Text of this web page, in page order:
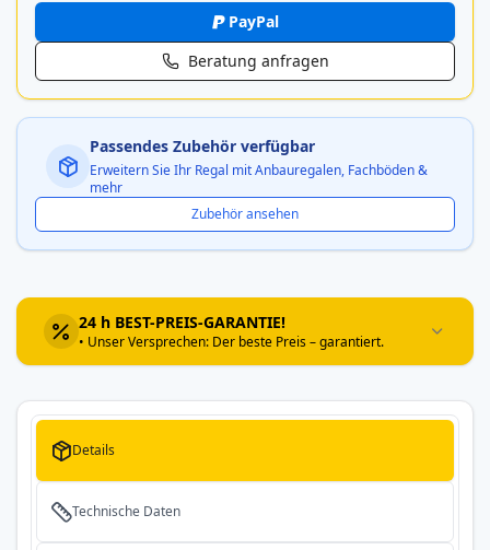
PayPal
Beratung anfragen
Passendes Zubehör verfügbar
Erweitern Sie Ihr Regal mit Anbauregalen, Fachböden &
mehr
Zubehör ansehen
24 h BEST-PREIS-GARANTIE!
• Unser Versprechen: Der beste Preis – garantiert.
Details
Technische Daten